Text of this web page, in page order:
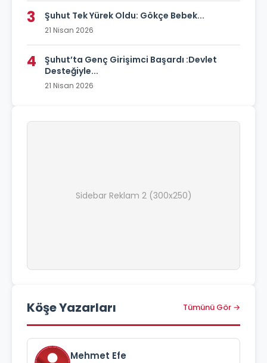
3 Şuhut Tek Yürek Oldu: Gökçe Bebek...
21 Nisan 2026
4
Şuhut’ta Genç Girişimci Başardı :Devlet
Desteğiyle...
21 Nisan 2026
Sidebar Reklam 2 (300x250)
Köşe Yazarları Tümünü Gör →
Mehmet Efe